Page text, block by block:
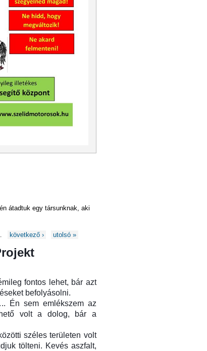
átadtuk egy társunknak, aki
következő › utolsó »
fontos lehet, bár azt
befolyásolni.
Én sem emlékszem az
volt a dolog, bár a
széles területen volt
tölteni. Kevés aszfalt,